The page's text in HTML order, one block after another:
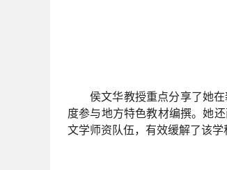
侯文华教授重点分享了她
度参与地方特色教材编撰。她
文学师资队伍，有效缓解了该